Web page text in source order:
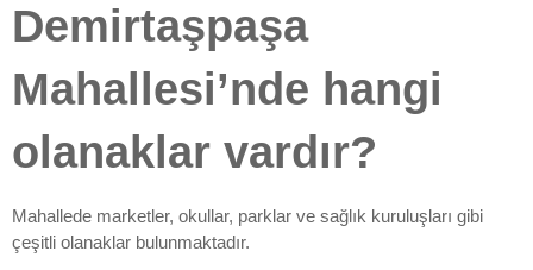
Demirtaşpaşa
Mahallesi’nde hangi
olanaklar vardır?
Mahallede marketler, okullar, parklar ve sağlık kuruluşları gibi
çeşitli olanaklar bulunmaktadır.